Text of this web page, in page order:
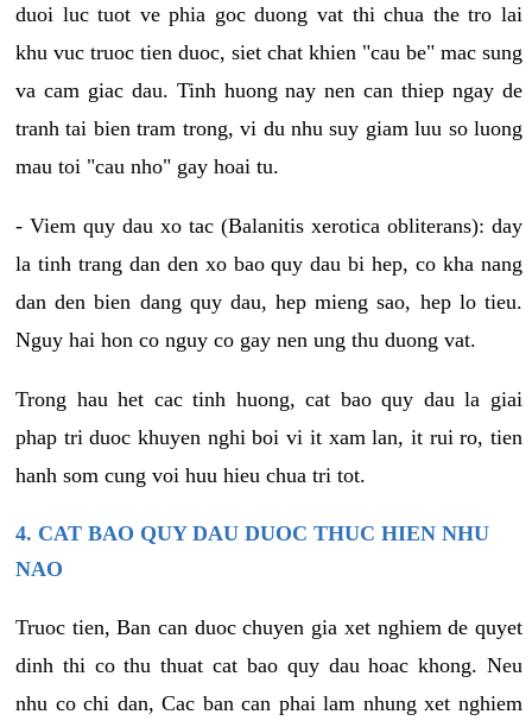
duoi luc tuot ve phia goc duong vat thi chua the tro lai
khu vuc truoc tien duoc, siet chat khien "cau be" mac sung
va cam giac dau. Tinh huong nay nen can thiep ngay de
tranh tai bien tram trong, vi du nhu suy giam luu so luong
mau toi "cau nho" gay hoai tu.
- Viem quy dau xo tac (Balanitis xerotica obliterans): day
la tinh trang dan den xo bao quy dau bi hep, co kha nang
dan den bien dang quy dau, hep mieng sao, hep lo tieu.
Nguy hai hon co nguy co gay nen ung thu duong vat.
Trong hau het cac tinh huong, cat bao quy dau la giai
phap tri duoc khuyen nghi boi vi it xam lan, it rui ro, tien
hanh som cung voi huu hieu chua tri tot.
4. CAT BAO QUY DAU DUOC THUC HIEN NHU
NAO
Truoc tien, Ban can duoc chuyen gia xet nghiem de quyet
dinh thi co thu thuat cat bao quy dau hoac khong. Neu
nhu co chi dan, Cac ban can phai lam nhung xet nghiem